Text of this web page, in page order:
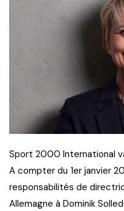
Sport 2000 International
A compter du 1er janvier
responsabilités de
Allemagne à Dominik